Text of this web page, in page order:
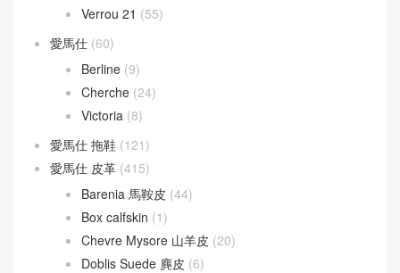
Verrou 21 (55)
愛馬仕 (60)
Berline (9)
Cherche (24)
Victoria (8)
愛馬仕 拖鞋 (121)
愛馬仕 皮革 (415)
Barenia 馬鞍皮 (44)
Box calfskin (1)
Chevre Mysore 山羊皮 (20)
Doblis Suede 麂皮 (6)